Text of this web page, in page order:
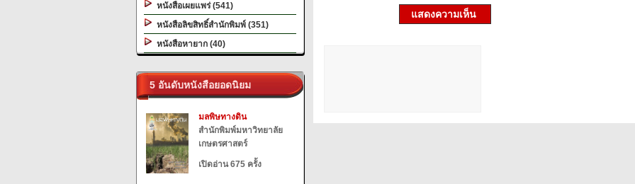
หนังสือเผยแพร่ (541)
หนังสือลิขสิทธิ์สำนักพิมพ์ (351)
หนังสือหายาก (40)
5 อันดับหนังสือยอดนิยม
มลพิษทางดิน
สำนักพิมพ์มหาวิทยาลัย
เกษตรศาสตร์
เปิดอ่าน 675 ครั้ง
แสดงความเห็น